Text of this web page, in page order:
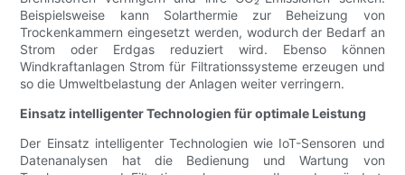
Beispielsweise kann Solarthermie zur Beheizung von
Trockenkammern eingesetzt werden, wodurch der Bedarf an
Strom oder Erdgas reduziert wird. Ebenso können
Windkraftanlagen Strom für Filtrationssysteme erzeugen und
so die Umweltbelastung der Anlagen weiter verringern.
Einsatz intelligenter Technologien für optimale Leistung
Der Einsatz intelligenter Technologien wie IoT-Sensoren und
Datenanalysen hat die Bedienung und Wartung von